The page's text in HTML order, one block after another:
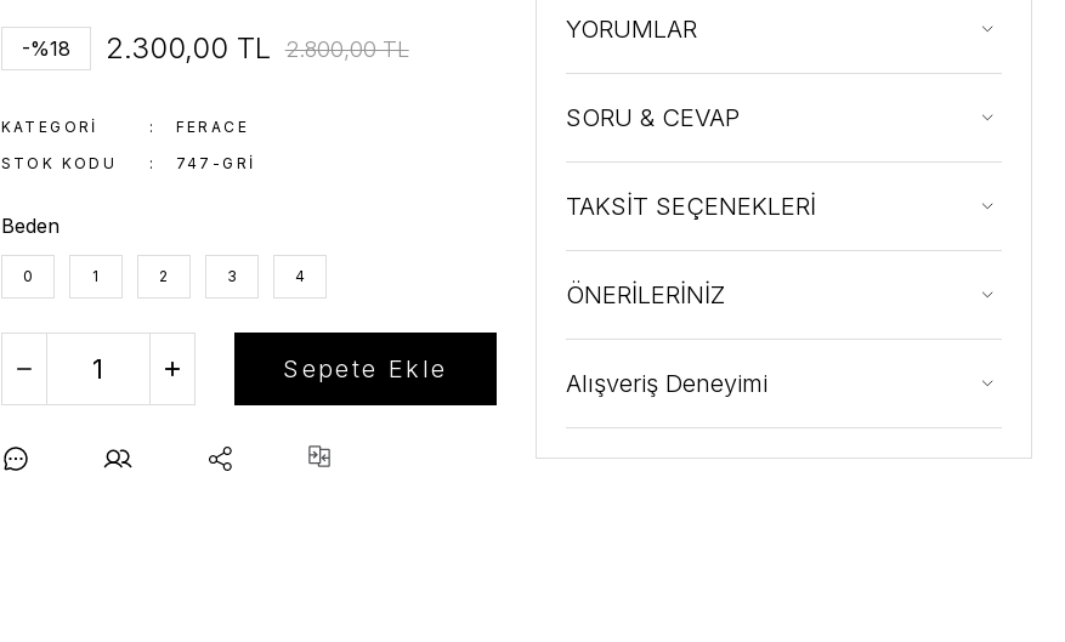
-%18 2.300,00 TL 2.800,00 TL
KATEGORI
FERACE
STOK KODU
747-GRI
Beden
0 1 2 3 4
Sepete Ekle
YORUMLAR
SORU & CEVAP
TAKSİT SEÇENEKLERİ
ÖNERİLERİNİZ
Alışveriş Deneyimi